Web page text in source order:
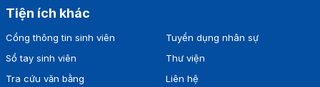
Tiện ích khác
Cổng thông tin sinh viên
Sổ tay sinh viên
Tra cứu văn bằng
Tuyển dụng nhân sự
Thư viện
Liên hệ